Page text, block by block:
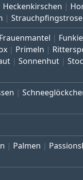
Heckenkirschen
Frauenmantel
Primeln
Sonnenhut
Palmen